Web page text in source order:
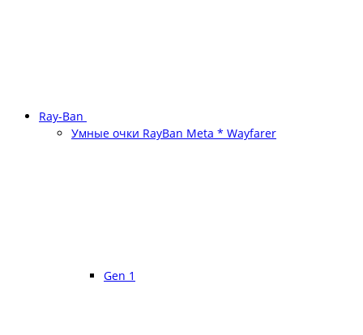
Ray-Ban
Умные очки RayBan Meta * Wayfarer
Gen 1